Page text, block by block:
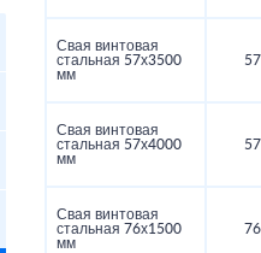
Свая винтовая
стальная 57х3500
мм
57
Свая винтовая
стальная 57х4000
мм
57
Свая винтовая
стальная 76х1500
мм
76